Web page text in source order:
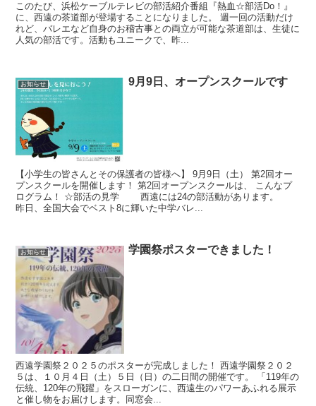
このたび、浜松ケーブルテレビの部活紹介番組『熱血☆部活Do！』
に、西遠の茶道部が登場することになりました。 週一回の活動だけ
れど、バレエなど自身のお稽古事との両立が可能な茶道部は、生徒に
人気の部活です。活動もユニークで、昨...
お知らせ 9月9日、オープンスクールです
【小学生の皆さんとその保護者の皆様へ】 9月9日（土） 第2回オー
プンスクールを開催します！ 第2回オープンスクールは、 こんなプ
ログラム！ ☆部活の見学 西遠には24の部活動があります。
昨日、全国大会でベスト8に輝いた中学バレ...
お知らせ 学園祭ポスターできました！
西遠学園祭２０２５のポスターが完成しました！ 西遠学園祭２０２
５は、１０月４日（土）５日（日）の二日間の開催です。 「119年の
伝統、120年の飛躍」をスローガンに、西遠生のパワーあふれる展示
と催し物をお届けします。同窓会...